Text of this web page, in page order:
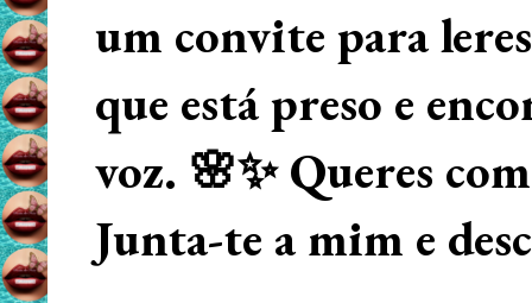
um convite para
que está preso e
voz. 🌸✨ Queres
Junta-te a mim e